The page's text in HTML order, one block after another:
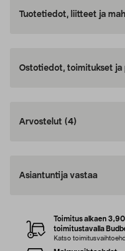
Tuotetiedot, liitteet ja
Ostotiedot, toimitukset ja
Arvostelut (4)
Asiantuntija vastaa
Toimitus alkaen
toimitustavalla
Katso